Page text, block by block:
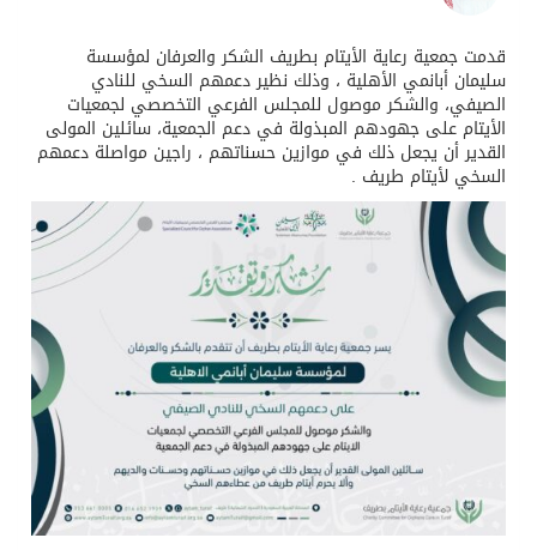
قدمت جمعية رعاية الأيتام بطريف الشكر والعرفان لمؤسسة
سليمان أبانمي الأهلية ، وذلك نظير دعمهم السخي للنادي
الصيفي، والشكر موصول للمجلس الفرعي التخصصي لجمعيات
الأيتام على جهودهم المبذولة في دعم الجمعية، سائلين المولى
القدير أن يجعل ذلك في موازين حسناتهم ، راجين مواصلة دعمهم
السخي لأيتام طريف .